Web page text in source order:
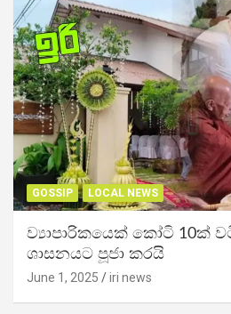
GOSSIP LOCAL NEWS
ව්‍යාපාරිකයෙක් කෝටි 10ක්
ශාසනයට පූජා කරයි
June 1, 2025 iri news